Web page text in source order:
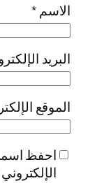
الاسم*
البريد
الموقع
احفظ